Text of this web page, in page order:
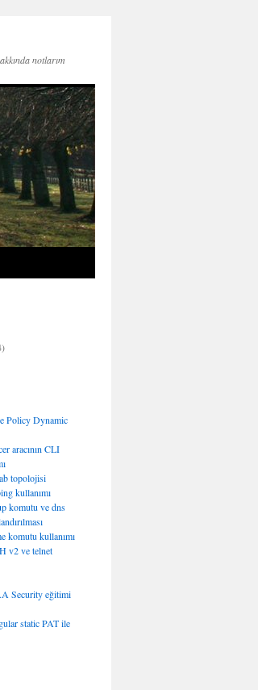
notlarım
Policy Dynamic
aracının CLI
topolojisi
kullanımı
komutu ve dns
komutu kullanımı
v2 ve telnet
Security eğitimi
static PAT ile